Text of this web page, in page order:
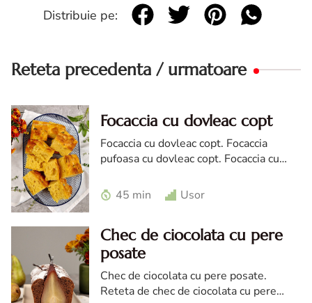
Distribuie pe:
Reteta precedenta / urmatoare
Focaccia cu dovleac copt
Focaccia cu dovleac copt. Focaccia
pufoasa cu dovleac copt. Focaccia cu
dovleac copt
45 min Usor
Chec de ciocolata cu pere
posate
Chec de ciocolata cu pere posate.
Reteta de chec de ciocolata cu pere